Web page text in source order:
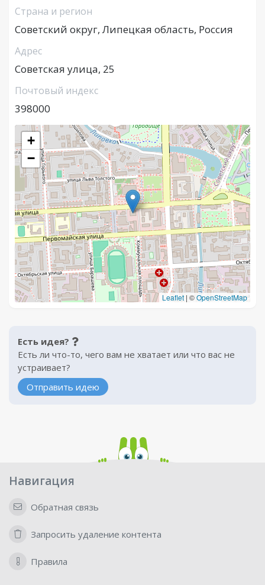
Страна и регион
Советский округ, Липецкая область, Россия
Адрес
Советская улица, 25
Почтовый индекс
398000
+
−
Leaflet | ©OpenStreetMap
Есть идея?
Есть ли что-то, чего вам не хватает или что вас не
устраивает?
Отправить идею
Навигация
Обратная связь
Запросить удаление контента
Правила